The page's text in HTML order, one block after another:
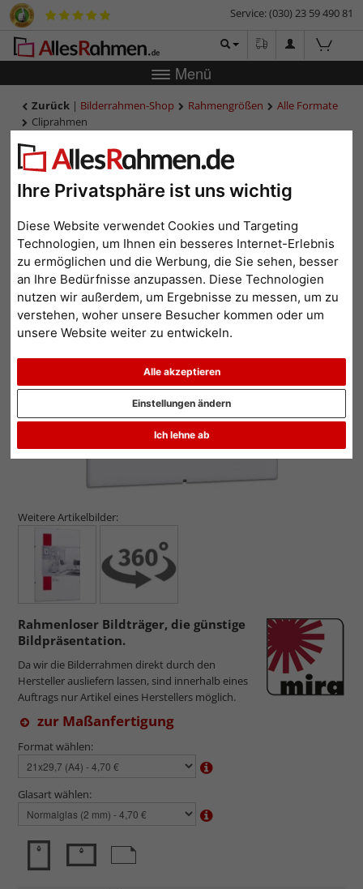
Ihre Privatsphäre ist uns wichtig
Diese Website verwendet Cookies und Targeting
Technologien, um Ihnen ein besseres Internet-Erlebnis
zu ermöglichen und die Werbung, die Sie sehen, besser
an Ihre Bedürfnisse anzupassen. Diese Technologien
nutzen wir außerdem, um Ergebnisse zu messen, um zu
verstehen, woher unsere Besucher kommen oder um
unsere Website weiter zu entwickeln.
Alle akzeptieren
Ich lehne ab
Einstellungen ändern
Service: (030) 23 59 490 81
Menü
Zurück | Bilderrahmen-Shop Rahmengrößen
Alle Formate
Cliprahmen
Cliprahmen
Weitere Artikelbilder:
Rahmenloser Bildträger, die günstige
Bildpräsentation.
Da wir die Bilderrahmen direkt durch den
Hersteller ausliefern lassen, sind innerhalb eines
Auftrags nur Artikel eines Herstellers möglich.
zur Maßanfertigung
Format wählen:
Glasart wählen: